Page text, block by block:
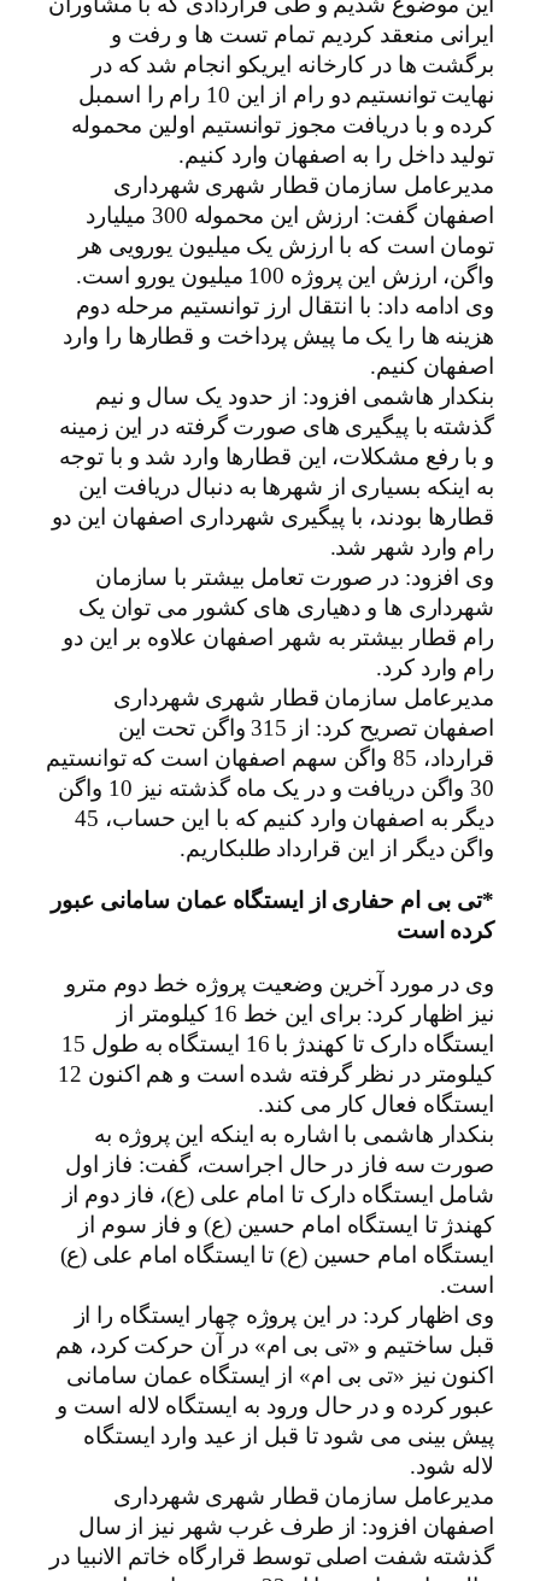
ایرانی منعقد کردیم تمام تست ها و رفت و
برگشت ها در کارخانه ایریکو انجام شد که در
نهایت توانستیم دو رام از این 10 رام را اسمبل
کرده و با دریافت مجوز توانستیم اولین محموله
تولید داخل را به اصفهان وارد کنیم.
مدیرعامل سازمان قطار شهری شهرداری
اصفهان گفت: ارزش این محموله 300 میلیارد
تومان است که با ارزش یک میلیون یورویی هر
واگن، ارزش این پروژه 100 میلیون یورو است.
وی ادامه داد: با انتقال ارز توانستیم مرحله دوم
هزینه ها را یک ما پیش پرداخت و قطارها را وارد
اصفهان کنیم.
بنکدار هاشمی افزود: از حدود یک سال و نیم
گذشته با پیگیری های صورت گرفته در این زمینه
و با رفع مشکلات، این قطارها وارد شد و با توجه
به اینکه بسیاری از شهرها به دنبال دریافت این
قطارها بودند، با پیگیری شهرداری اصفهان این دو
رام وارد شهر شد.
وی افزود: در صورت تعامل بیشتر با سازمان
شهرداری ها و دهیاری های کشور می توان یک
رام قطار بیشتر به شهر اصفهان علاوه بر این دو
رام وارد کرد.
مدیرعامل سازمان قطار شهری شهرداری
اصفهان تصریح کرد: از 315 واگن تحت این
قرارداد، 85 واگن سهم اصفهان است که توانستیم
30 واگن دریافت و در یک ماه گذشته نیز 10 واگن
دیگر به اصفهان وارد کنیم که با این حساب، 45
واگن دیگر از این قرارداد طلبکاریم.
*تی بی ام حفاری از ایستگاه عمان سامانی عبور
کرده است
وی در مورد آخرین وضعیت پروژه خط دوم مترو
نیز اظهار کرد: برای این خط 16 کیلومتر از
ایستگاه دارک تا کهندژ با 16 ایستگاه به طول 15
کیلومتر در نظر گرفته شده است و هم اکنون 12
ایستگاه فعال کار می کند.
بنکدار هاشمی با اشاره به اینکه این پروژه به
صورت سه فاز در حال اجراست، گفت: فاز اول
شامل ایستگاه دارک تا امام علی (ع)، فاز دوم از
کهندژ تا ایستگاه امام حسین (ع) و فاز سوم از
ایستگاه امام حسین (ع) تا ایستگاه امام علی (ع)
است.
وی اظهار کرد: در این پروژه چهار ایستگاه را از
قبل ساختیم و «تی بی ام» در آن حرکت کرد، هم
اکنون نیز «تی بی ام» از ایستگاه عمان سامانی
عبور کرده و در حال ورود به ایستگاه لاله است و
پیش بینی می شود تا قبل از عید وارد ایستگاه
لاله شود.
مدیرعامل سازمان قطار شهری شهرداری
اصفهان افزود: از طرف غرب شهر نیز از سال
گذشته شفت اصلی توسط قرارگاه خاتم الانبیا در